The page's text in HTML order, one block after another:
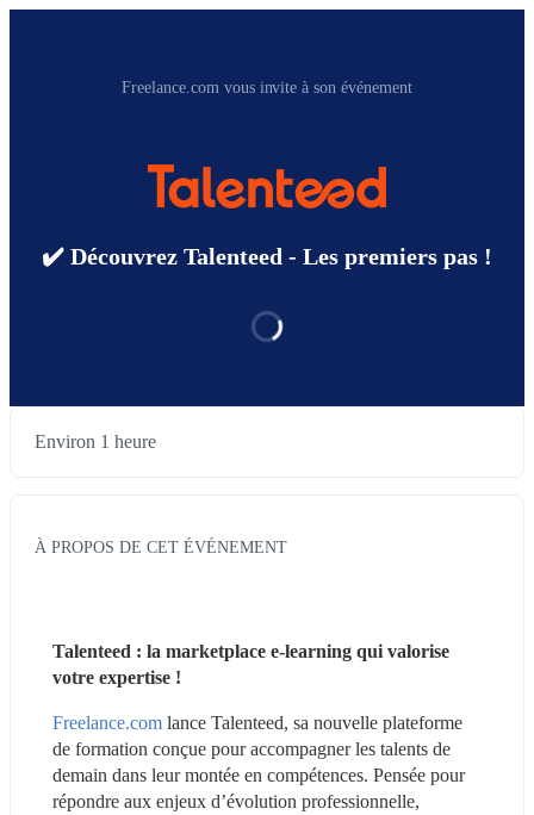
Freelance.com vous invite à son événement
✔️ Découvrez Talenteed - Les premiers pas !
Environ 1 heure
À PROPOS DE CET ÉVÉNEMENT
Talenteed : la marketplace e-learning qui valorise
votre expertise !
Freelance.com lance Talenteed, sa nouvelle plateforme
de formation conçue pour accompagner les talents de
demain dans leur montée en compétences. Pensée pour
répondre aux enjeux d’évolution professionnelle,